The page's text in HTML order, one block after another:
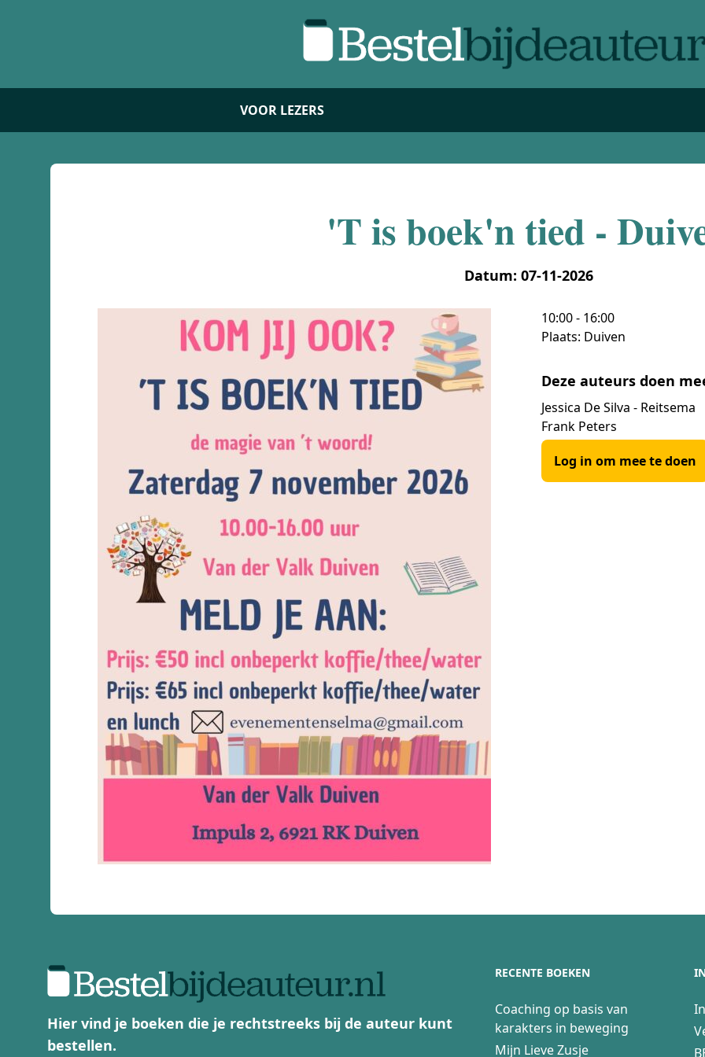
VOOR LEZERS
'T is boek'n tied -
Datum: 07-11-2026
10:00 - 16:00
Plaats: Duiven
Deze auteurs doen
Jessica De Silva - Reitsema
Frank Peters
Log in om mee te doen
Hier vind je boeken die je rechtstreeks bij de auteur kunt
bestellen.
RECENTE BOEKEN
Coaching op basis van
karakters in beweging
Mijn Lieve Zusje